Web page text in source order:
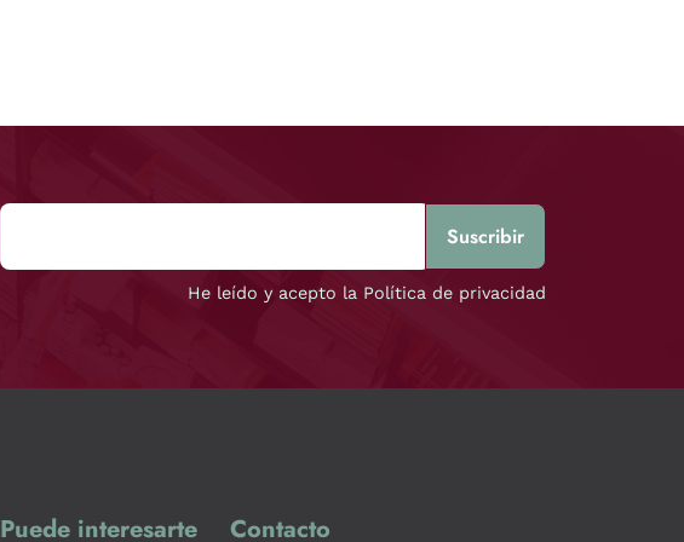
He leído y acepto la Política de privacidad
Puede interesarte Contacto